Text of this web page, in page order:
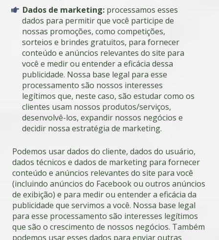
Dados de marketing:processamos esses
dados para permitir que você participe de
nossas promoções, como competições,
sorteios e brindes gratuitos, para fornecer
conteúdo e anúncios relevantes do site para
você e medir ou entender a eficácia dessa
publicidade. Nossa base legal para esse
processamento são nossos interesses
legítimos que, neste caso, são estudar como os
clientes usam nossos produtos/serviços,
desenvolvê-los, expandir nossos negócios e
decidir nossa estratégia de marketing.
Podemos usar dados do cliente, dados do usuário,
dados técnicos e dados de marketing para fornecer
conteúdo e anúncios relevantes do site para você
(incluindo anúncios do Facebook ou outros anúncios
de exibição) e para medir ou entender a eficácia da
publicidade que servimos a você. Nossa base legal
para esse processamento são interesses legítimos
que são o crescimento de nossos negócios. Também
podemos usar esses dados para enviar outras